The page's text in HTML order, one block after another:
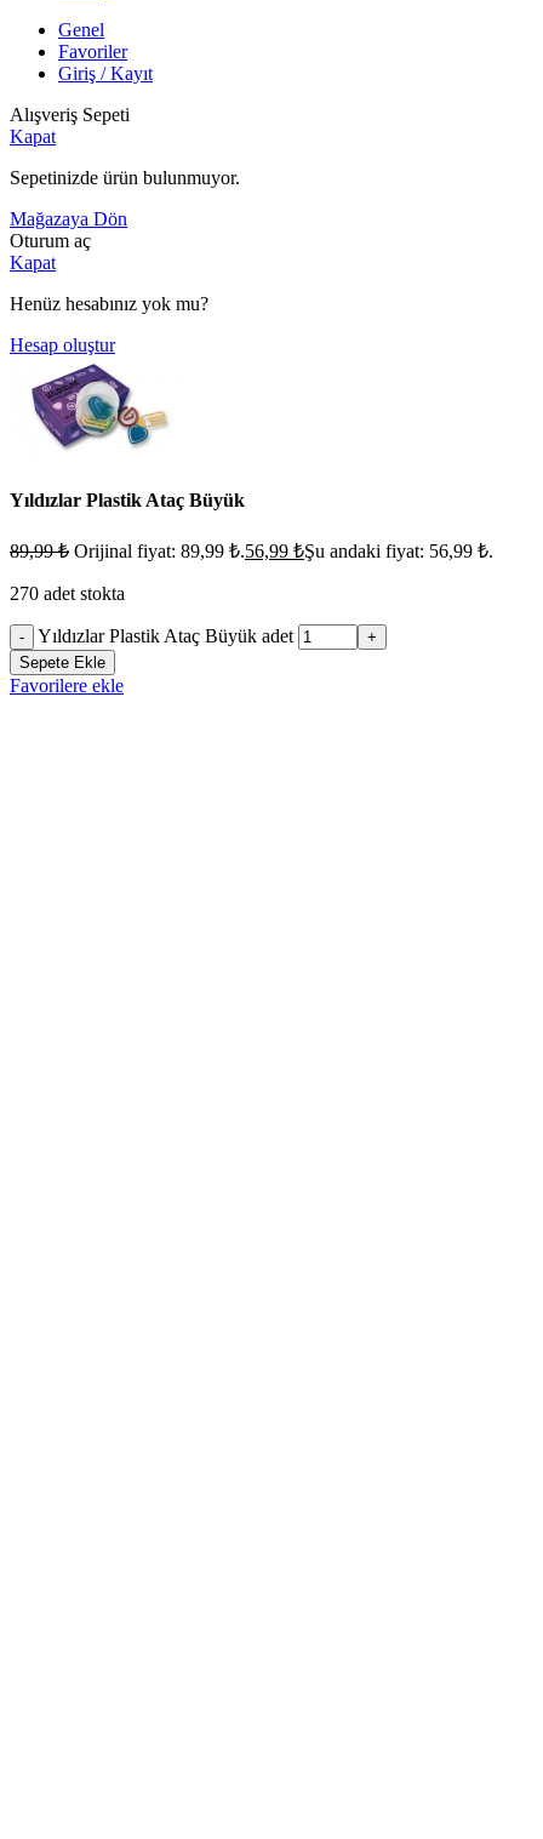
Genel
Favoriler
Giriş / Kayıt
Alışveriş Sepeti
Kapat
Sepetinizde ürün bulunmuyor.
Mağazaya Dön
Oturum aç
Kapat
Henüz hesabınız yok mu?
Hesap oluştur
Yıldızlar Plastik Ataç Büyük
89,99₺ Orijinal fiyat: 89,99 ₺.56,99 ₺Şu andaki fiyat: 56,99 ₺.
270 adet stokta
- Yıldızlar Plastik Ataç Büyük adet
+
Sepete Ekle
Favorilere ekle